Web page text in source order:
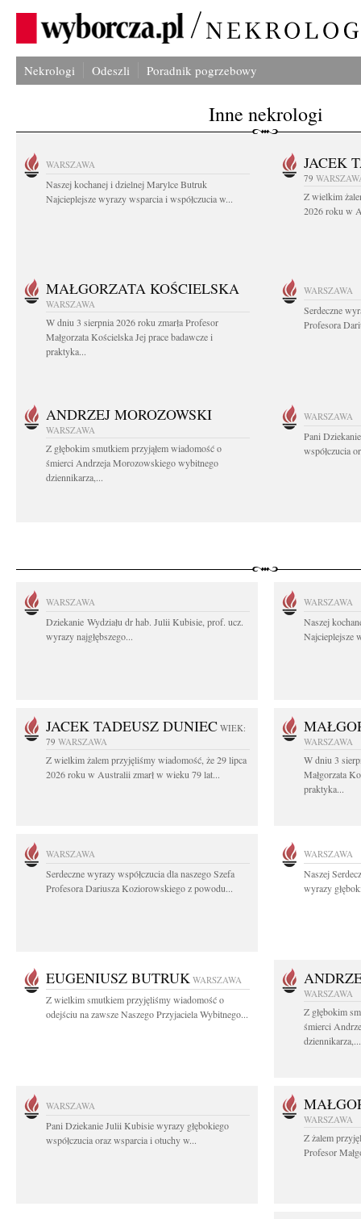
Nekrologi Odeszli Poradnik pogrzebowy
Inne nekrologi
WARSZAWA
Naszej kochanej i dzielnej Marylce Butruk
Najcieplejsze wyrazy wsparcia i współczucia w...
JACEK
79
Z wielkim
2026 roku w
MAŁGORZATA KOŚCIELSKA
WARSZAWA
W dniu 3 sierpnia 2026 roku zmarła Profesor
Małgorzata Kościelska Jej prace badawcze i
praktyka...
WARSZAWA
Serdeczne
Profesora
ANDRZEJ MOROZOWSKI
WARSZAWA
Z głębokim smutkiem przyjąłem wiadomość o
śmierci Andrzeja Morozowskiego wybitnego
dziennikarza,...
WARSZAWA
Pani
współczucia
WARSZAWA
Dziekanie Wydziału dr hab. Julii Kubisie, prof. ucz.
wyrazy najgłębszego...
WARSZAWA
Naszej
Najcieplejsze
JACEK TADEUSZ DUNIEC WIEK:
79 WARSZAWA
Z wielkim żalem przyjęliśmy wiadomość, że 29 lipca
2026 roku w Australii zmarł w wieku 79 lat...
WARSZAWA
W dniu 3
Małgorzata
praktyka...
WARSZAWA
Serdeczne wyrazy współczucia dla naszego Szefa
Profesora Dariusza Koziorowskiego z powodu...
WARSZAWA
Naszej
wyrazy
EUGENIUSZ BUTRUK WARSZAWA
Z wielkim smutkiem przyjęliśmy wiadomość o
odejściu na zawsze Naszego Przyjaciela Wybitnego...
WARSZAWA
Z głębokim
śmierci
dziennikarza,...
WARSZAWA
Pani Dziekanie Julii Kubisie wyrazy głębokiego
współczucia oraz wsparcia i otuchy w...
WARSZAWA
Z żalem
Profesor